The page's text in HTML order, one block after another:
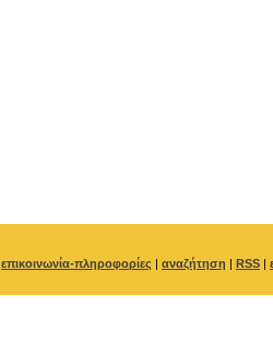
επικοινωνία-πληροφορίες | αναζήτηση | RSS |